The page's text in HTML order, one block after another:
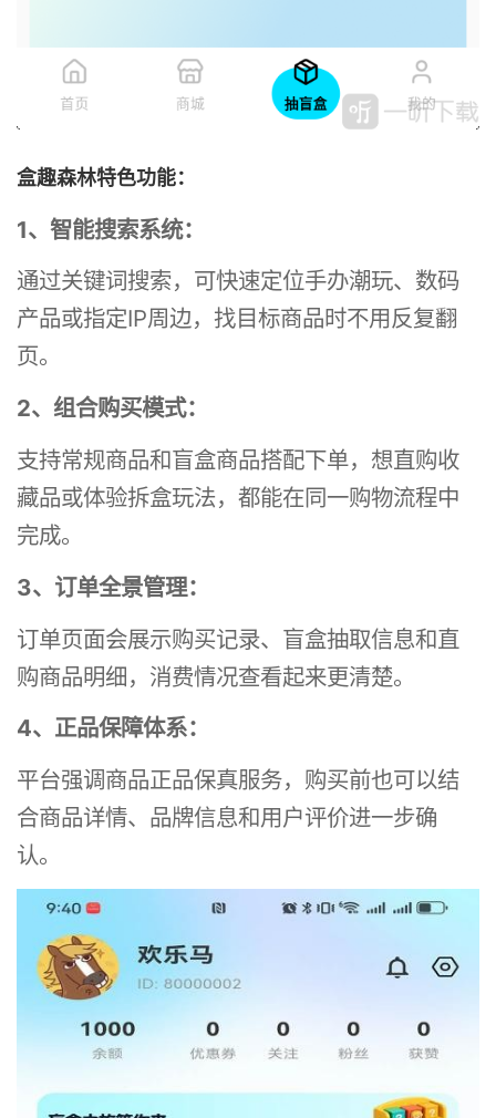
盒趣森林特色功能：
1、智能搜索系统：
通过关键词搜索，可快速定位手办潮玩、数码
产品或指定IP周边，找目标商品时不用反复翻
页。
2、组合购买模式：
支持常规商品和盲盒商品搭配下单，想直购收
藏品或体验拆盒玩法，都能在同一购物流程中
完成。
3、订单全景管理：
订单页面会展示购买记录、盲盒抽取信息和直
购商品明细，消费情况查看起来更清楚。
4、正品保障体系：
平台强调商品正品保真服务，购买前也可以结
合商品详情、品牌信息和用户评价进一步确
认。